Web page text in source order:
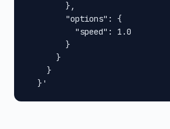
        },
        "options": {
          "speed": 1.0
        }
      }
    }
  }'